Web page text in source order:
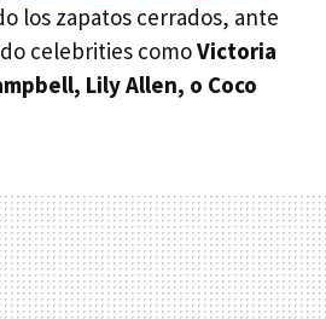
los zapatos cerrados, ante
celebrities comoVictoria
Lily Allen, o Coco